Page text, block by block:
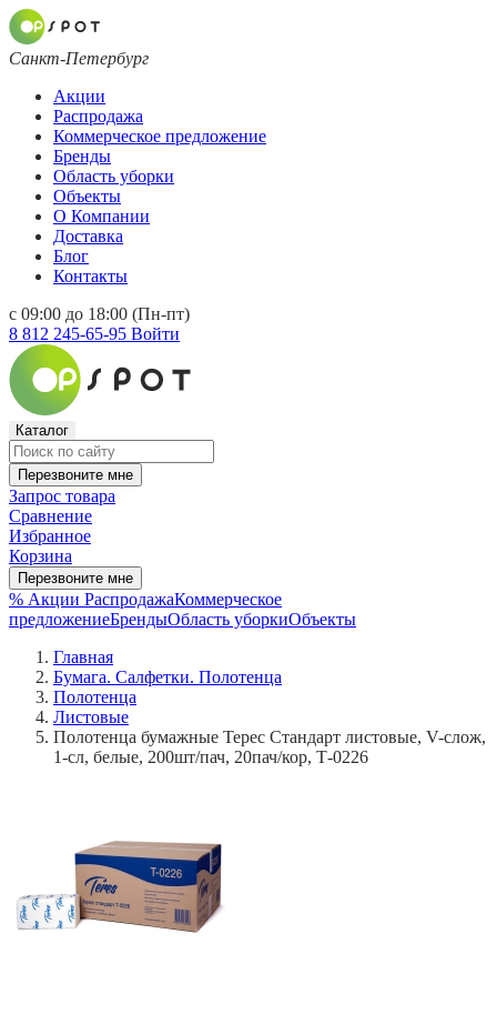
Санкт-Петербург
Акции
Распродажа
Коммерческое предложение
Бренды
Область уборки
Объекты
О Компании
Доставка
Блог
Контакты
с 09:00 до 18:00 (Пн-пт)
8 812 245-65-95 Войти
Каталог
Перезвоните мне
Запрос товара
Сравнение
Избранное
Корзина
Перезвоните мне
% Акции РаспродажаКоммерческое
предложениеБрендыОбласть уборкиОбъекты
Главная
Бумага. Салфетки. Полотенца
Полотенца
Листовые
Полотенца бумажные Терес Стандарт листовые, V-слож,
1-сл, белые, 200шт/пач, 20пач/кор, Т-0226